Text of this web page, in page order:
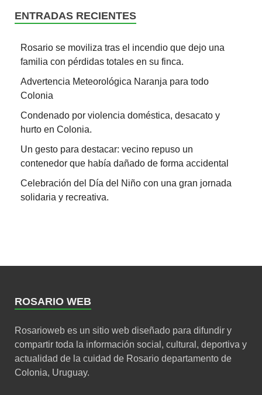
ENTRADAS RECIENTES
Rosario se moviliza tras el incendio que dejo una
familia con pérdidas totales en su finca.
Advertencia Meteorológica Naranja para todo
Colonia
Condenado por violencia doméstica, desacato y
hurto en Colonia.
Un gesto para destacar: vecino repuso un
contenedor que había dañado de forma accidental
Celebración del Día del Niño con una gran jornada
solidaria y recreativa.
ROSARIO WEB
Rosarioweb es un sitio web diseñado para difundir y
compartir toda la información social, cultural, deportiva y
actualidad de la cuidad de Rosario departamento de
Colonia, Uruguay.